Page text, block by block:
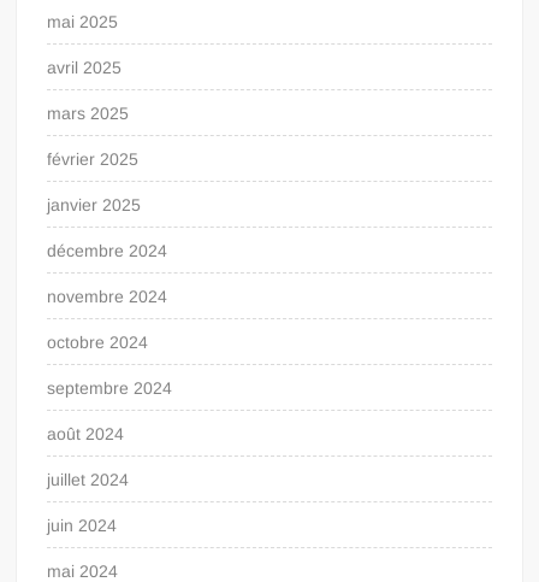
mai 2025
avril 2025
mars 2025
février 2025
janvier 2025
décembre 2024
novembre 2024
octobre 2024
septembre 2024
août 2024
juillet 2024
juin 2024
mai 2024